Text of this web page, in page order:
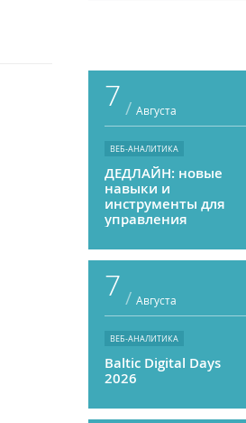
7 / Августа
ВЕБ-АНАЛИТИКА
ДЕДЛАЙН: новые
навыки и
инструменты для
управления
7 / Августа
ВЕБ-АНАЛИТИКА
Baltic Digital Days
2026